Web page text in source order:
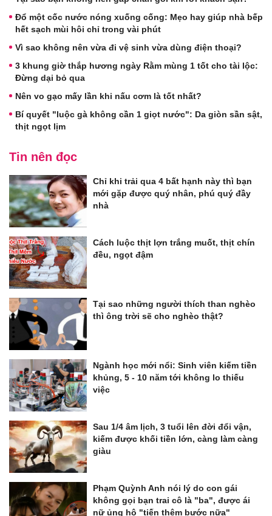
Đổ một cốc nước nóng xuống cống: Mẹo hay giúp nhà bếp
hết sạch mùi hôi chỉ trong vài phút
Vì sao không nên vừa đi vệ sinh vừa dùng điện thoại?
3 khung giờ thắp hương ngày Rằm mùng 1 tốt cho tài lộc:
Đừng dại bỏ qua
Nên vo gạo mấy lần khi nấu cơm là tốt nhất?
Bí quyết "luộc gà không cần 1 giọt nước": Da giòn sần sật,
thịt ngọt lịm
Tin nên đọc
Chỉ khi trải qua 4 bất hạnh này thì bạn
mới gặp được quý nhân, phú quý đầy
nhà
Cách luộc thịt lợn trắng muốt, thịt chín
đều, ngọt đậm
Tại sao những người thích than nghèo
thì ông trời sẽ cho nghèo thật?
Ngành học mới nổi: Sinh viên kiếm tiền
khủng, 5 - 10 năm tới không lo thiếu
việc
Sau 1/4 âm lịch, 3 tuổi lên đời đổi vận,
kiếm được khối tiền lớn, càng làm càng
giàu
Phạm Quỳnh Anh nói lý do con gái
không gọi bạn trai cô là "ba", được ái
nữ ủng hộ "tiến thêm bước nữa"